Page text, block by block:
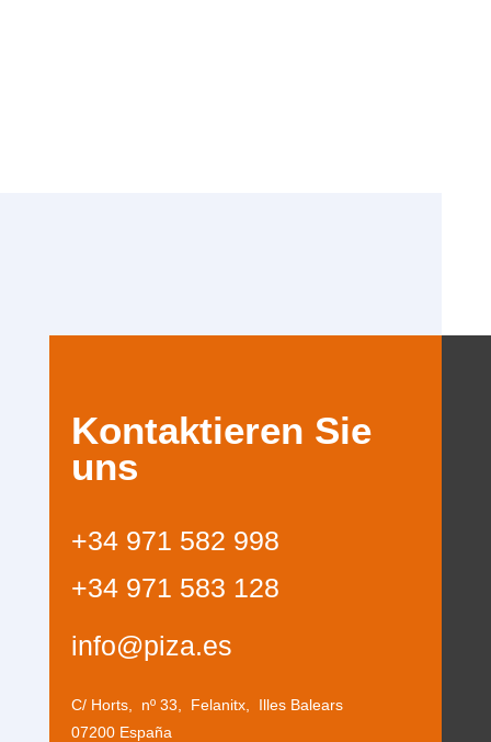
Kontaktieren Sie
uns
+34 971 582 998
+34 971 583 128
info@piza.es
C/ Horts, nº 33, Felanitx, Illes Balears
07200 España